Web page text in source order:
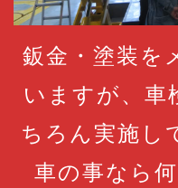
鈑金・塗装を
いますが、車
ちろん実施し
車の事なら